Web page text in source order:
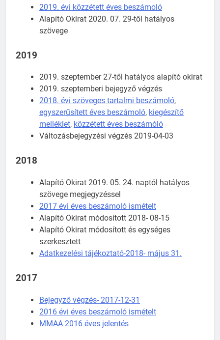
2019. évi közzétett éves beszámoló
Alapító Okirat 2020. 07. 29-től hatályos
szövege
2019
2019. szeptember 27-től hatályos alapító okirat
2019. szeptemberi bejegyző végzés
2018. évi szöveges tartalmi beszámoló,
egyszerűsített éves beszámoló, kiegészítő
melléklet, közzétett éves beszámóló
Változásbejegyzési végzés 2019-04-03
2018
Alapító Okirat 2019. 05. 24. naptól hatályos
szövege megjegyzéssel
2017 évi éves beszámoló ismételt
Alapító Okirat módosított 2018- 08-15
Alapító Okirat módosított és egységes
szerkesztett
Adatkezelési tájékoztató-2018- május 31.
2017
Bejegyző végzés- 2017-12-31
2016 évi éves beszámoló ismételt
MMAA 2016 éves jelentés